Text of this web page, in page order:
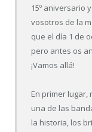
15º aniversario
vosotros de la
que el día 1 de
pero antes os
¡Vamos allá!
En primer
una de las
la historia, los